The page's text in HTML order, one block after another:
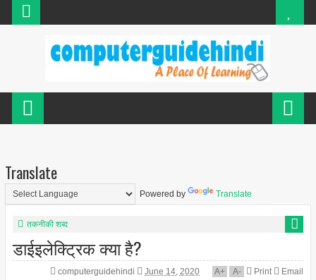
Translate
Powered by Translate
तकनीकी शब्द
डाईइलेक्ट्रिक क्या है?
computerguidehindi June 14, 2020 A+ A- Print Email